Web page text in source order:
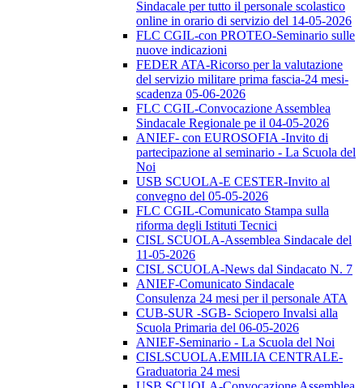
Sindacale per tutto il personale scolastico
online in orario di servizio del 14-05-2026
FLC CGIL-con PROTEO-Seminario sulle
nuove indicazioni
FEDER ATA-Ricorso per la valutazione
del servizio militare prima fascia-24 mesi-
scadenza 05-06-2026
FLC CGIL-Convocazione Assemblea
Sindacale Regionale pe il 04-05-2026
ANIEF- con EUROSOFIA -Invito di
partecipazione al seminario - La Scuola del
Noi
USB SCUOLA-E CESTER-Invito al
convegno del 05-05-2026
FLC CGIL-Comunicato Stampa sulla
riforma degli Istituti Tecnici
CISL SCUOLA-Assemblea Sindacale del
11-05-2026
CISL SCUOLA-News dal Sindacato N. 7
ANIEF-Comunicato Sindacale
Consulenza 24 mesi per il personale ATA
CUB-SUR -SGB- Sciopero Invalsi alla
Scuola Primaria del 06-05-2026
ANIEF-Seminario - La Scuola del Noi
CISLSCUOLA.EMILIA CENTRALE-
Graduatoria 24 mesi